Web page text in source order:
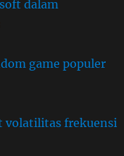
dalam
game populer
volatilitas frekuensi